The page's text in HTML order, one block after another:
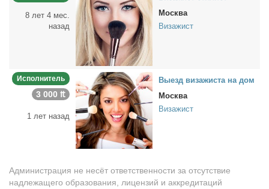
8 лет 4 мес.
назад
Москва
Визажист
Исполнитель
3 000 ₶
1 лет назад
Вы­езд ви­за­жи­ста на дом
Москва
Визажист
Администрация не несёт ответственности за отсутствие
надлежащего образования, лицензий и аккредитаций